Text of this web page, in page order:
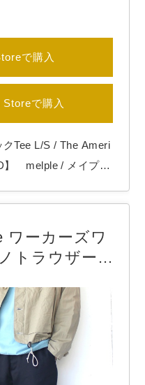
で購入
で購入
Tee L/S / The Ameri
L/S」 袖口と裾をリ
られ…
ワーカーズワ
トラウザー /